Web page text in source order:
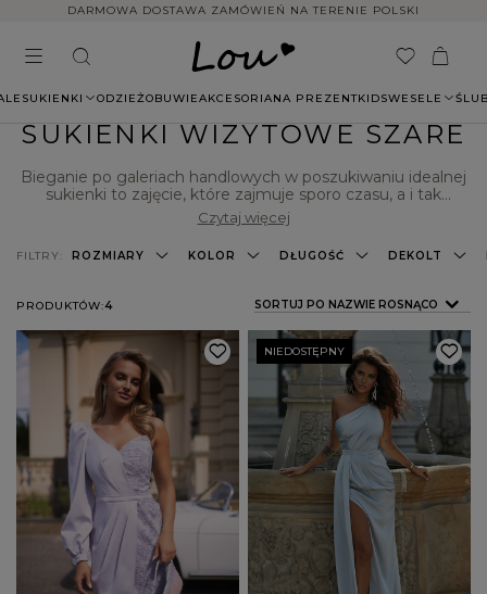
14 DNI NA ZWROT BEZ PODANIA PRZYCZYNY
SUKIENKI ODZIEŻOBUWIEAKCESORIANA PREZENTKIDSWESELE
SUKIENKI WIZYTOWE SZARE
Bieganie po galeriach handlowych w poszukiwaniu idealnej
sukienki to zajęcie, które zajmuje sporo czasu, a i tak
znalezienie idealnej kreacji na wielkie wyjście stwarza sporo
problemów. A gdybyśmy tak powiedzieli Ci, że istnieje sklep
internetowy, który oferuje modne i pięknie skrojone
sukienki wizytowe
w wielu kolorach, wzorach, fasonach i
Czytaj więcej
PRODUKTÓW:4 ZMIEŃ SORTOWANIE
SORTUJ PO NAZWIE ROSNĄCO
FILTRY: ROZMIARY KOLOR DŁUGOŚĆ DEKOLT
NIEDOSTĘPNY